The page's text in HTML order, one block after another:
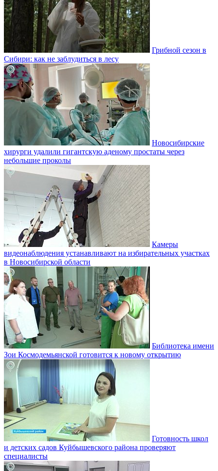
Грибной сезон в
Сибири: как не заблудиться в лесу
Новосибирские
хирурги удалили гигантскую аденому простаты через
небольшие проколы
Камеры
видеонаблюдения устанавливают на избирательных участках
в Новосибирской области
Библиотека имени
Зои Космодемьянской готовится к новому открытию
Готовность школ
и детских садов Куйбышевского района проверяют
специалисты